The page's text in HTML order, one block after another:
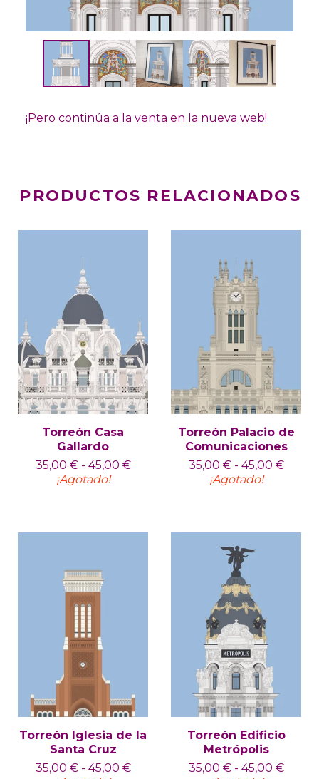
¡Pero continúa a la venta en la nueva web!
PRODUCTOS RELACIONADOS
Torreón Casa
Gallardo
35,00 €- 45,00 €
¡Agotado!
Torreón Palacio de
Comunicaciones
35,00 €- 45,00 €
¡Agotado!
Torreón Iglesia de la
Santa Cruz
35,00 €- 45,00 €
Torreón Edificio
Metrópolis
35,00 €- 45,00 €